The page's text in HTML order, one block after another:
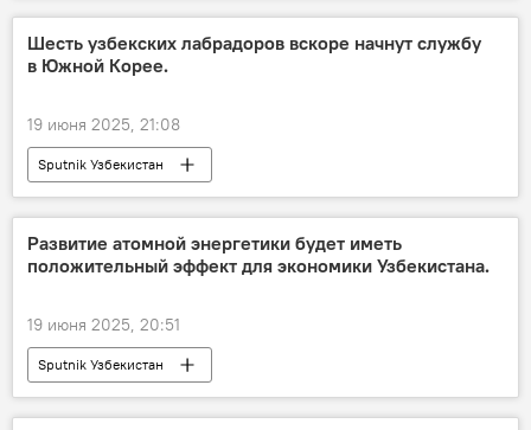
Шесть узбекских лабрадоров вскоре начнут службу
в Южной Корее.
19 июня 2025, 21:08
Sputnik Узбекистан
Развитие атомной энергетики будет иметь
положительный эффект для экономики Узбекистана.
19 июня 2025, 20:51
Sputnik Узбекистан